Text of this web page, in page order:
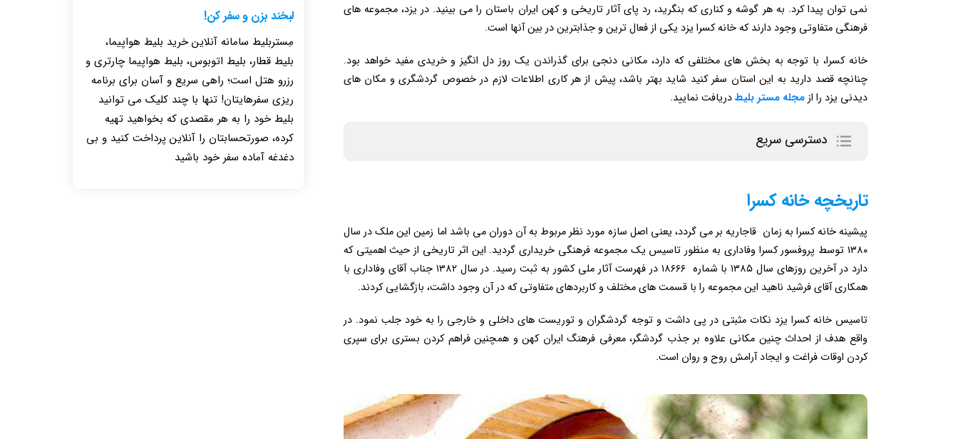
نمی توان پیدا کرد. به هر گوشه و کناری که بنگرید، رد پای آثار تاریخی و کهن ایران باستان را می بینید. در یزد، مجموعه های
فرهنگی متفاوتی وجود دارند که خانه کسرا یزد یکی از فعال ترین و جذابترین در بین آنها است.
خانه کسرا، با توجه به بخش های مختلفی که دارد، مکانی دنجی برای گذراندن یک روز دل انگیز و خریدی مفید خواهد بود.
چنانچه قصد دارید به این استان سفر کنید شاید بهتر باشد، پیش از هر کاری اطلاعات لازم در خصوص گردشگری و مکان های
دیدنی یزد را ازمجله مستر بلیطدریافت نمایید.
دسترسی سریع
تاریخچه خانه کسرا
پیشینه خانه کسرا به زمان قاجاریه بر می گردد، یعنی اصل سازه مورد نظر مربوط به آن دوران می باشد اما زمین این ملک در سال
۱۳۸۰ توسط پروفسور کسرا وفاداری به منظور تاسیس یک مجموعه فرهنگی خریداری گردید. این اثر تاریخی از حیث اهمیتی که
دارد در آخرین روزهای سال ۱۳۸۵ با شماره ۱۸۶۶۶ در فهرست آثار ملی کشور به ثبت رسید. در سال ۱۳۸۲ جناب آقای وفاداری با
همکاری آقای فرشید ناهید این مجموعه را با قسمت های مختلف و کاربردهای متفاوتی که در آن وجود داشت، بازگشایی کردند.
تاسیس خانه کسرا یزد نکات مثبتی در پی داشت و توجه گردشگران و توریست های داخلی و خارجی را به خود جلب نمود. در
واقع هدف از احداث چنین مکانی علاوه بر جذب گردشگر، معرفی فرهنگ ایران کهن و همچنین فراهم کردن بستری برای سپری
کردن اوقات فراغت و ایجاد آرامش روح و روان است.
لبخند بزن و سفر کن!
مِستربلیط سامانه آنلاین خرید بلیط هواپیما،
بلیط قطار، بلیط اتوبوس، بلیط هواپیما چارتری و
رزرو هتل است؛ راهی سریع و آسان برای برنامه
ریزی سفرهایتان! تنها با چند کلیک می توانید
بلیط خود را به هر مقصدی که بخواهید تهیه
کرده، صورتحسابتان را آنلاین پرداخت کنید و بی
دغدغه آماده سفر خود باشید